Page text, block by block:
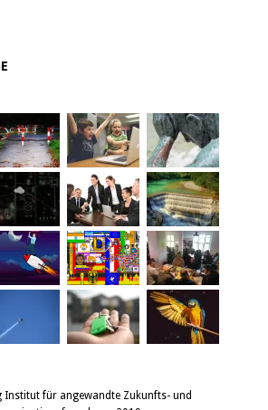
Institut für angewandte Zukunfts- und